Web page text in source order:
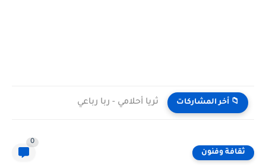
📁 أخر المشاركات ثريا أحلامي - ربا رباعي
ثقافة وفنون
0